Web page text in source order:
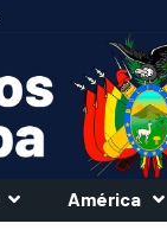
América